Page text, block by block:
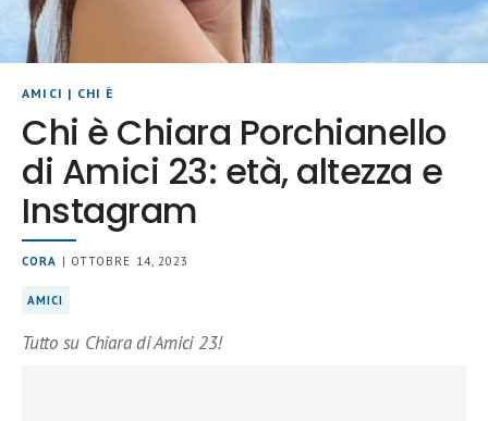
AMICI | CHI È
Chi è Chiara Porchianello
di Amici 23: età, altezza e
Instagram
CORA | OTTOBRE 14, 2023
AMICI
Tutto su Chiara di Amici 23!